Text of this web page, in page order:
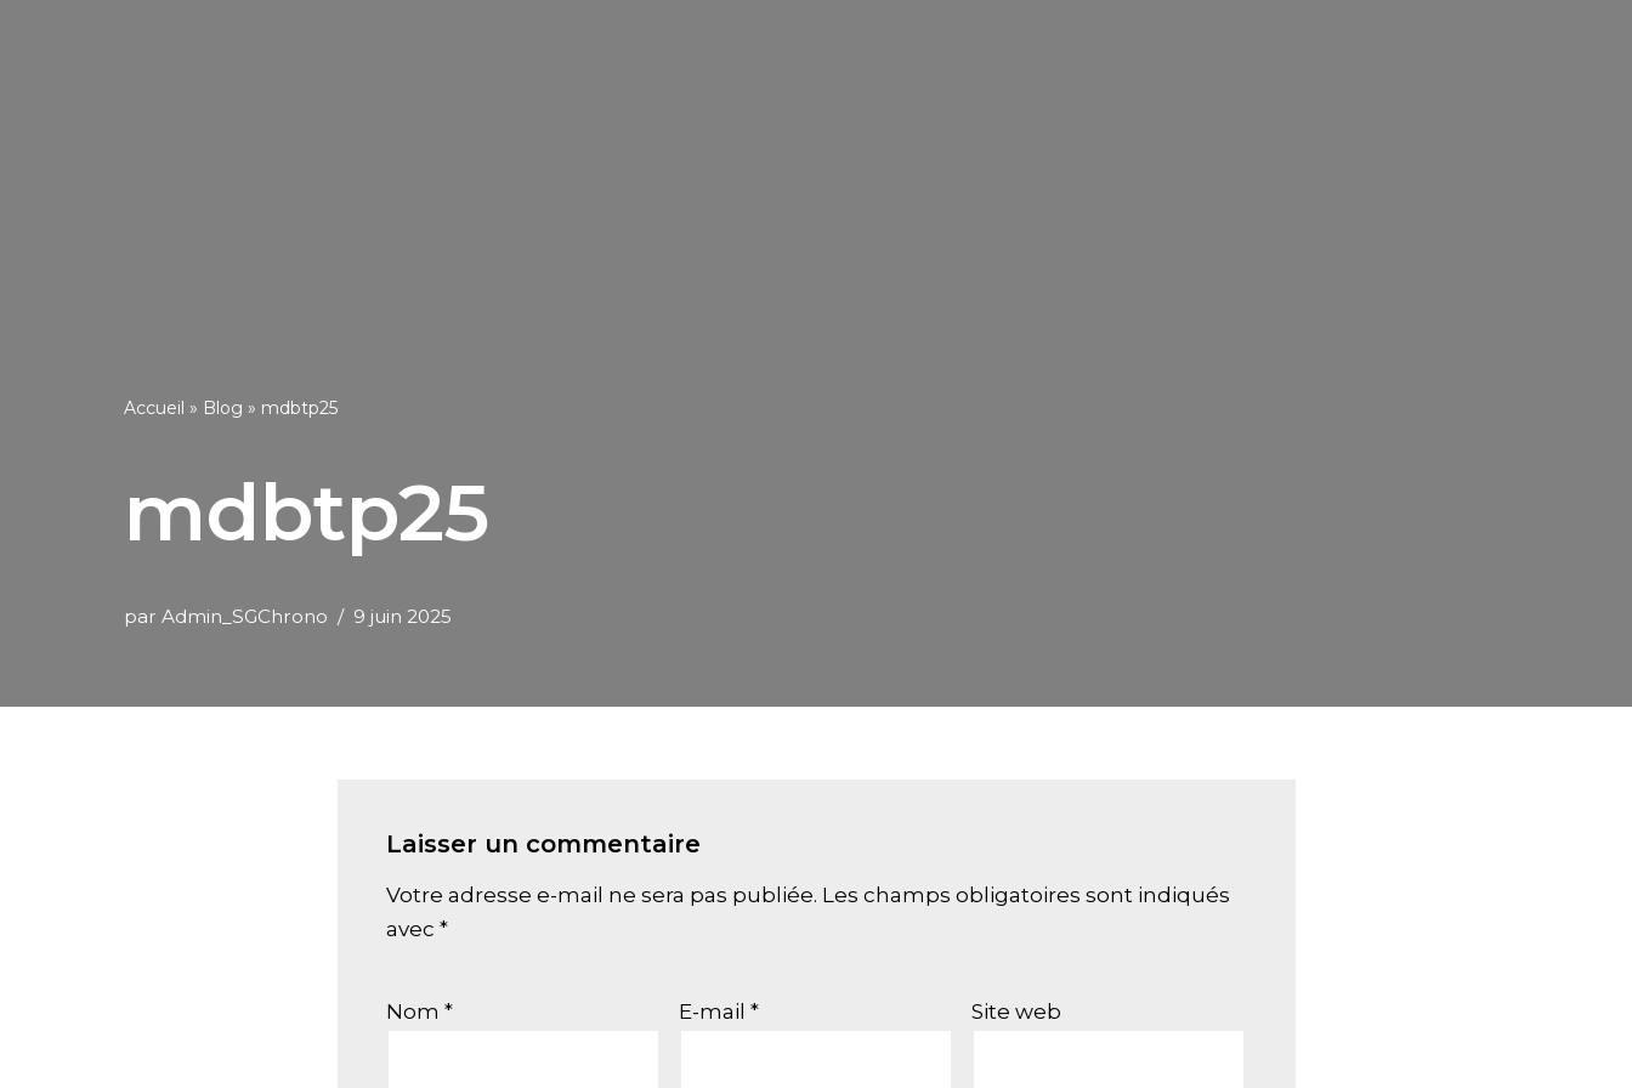
Accueil » Blog » mdbtp25
mdbtp25
par Admin_SGChrono 9 juin 2025
Laisser un commentaire
Votre adresse e-mail ne sera pas publiée. Les champs obligatoires sont indiqués
avec *
Nom * E-mail * Site web